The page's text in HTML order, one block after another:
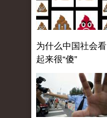
为什么中国社会看
起来很“傻”